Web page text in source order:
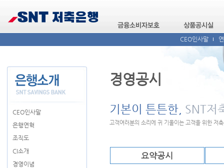
CEO인사말
CEO인사말
은행연혁
조직도
CI소개
경영이념
경영공시
기본이 튼튼한, SNT저
고객여러분의 소리에 귀 기울이는 고객을 위한 저
요약공시